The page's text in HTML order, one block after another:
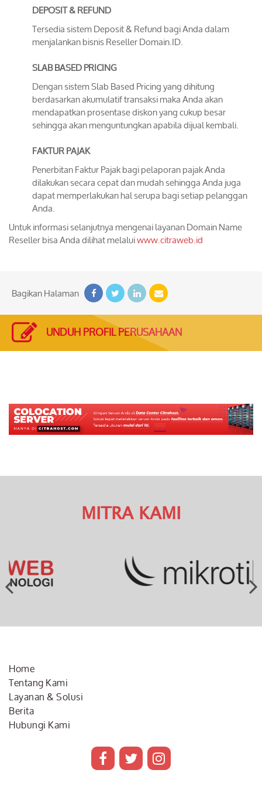
DEPOSIT & REFUND
Tersedia sistem Deposit & Refund bagi Anda dalam
menjalankan bisnis Reseller Domain.ID.
SLAB BASED PRICING
Dengan sistem Slab Based Pricing yang dihitung
berdasarkan akumulatif transaksi maka Anda akan
mendapatkan prosentase diskon yang cukup besar
sehingga akan menguntungkan apabila dijual kembali.
FAKTUR PAJAK
Penerbitan Faktur Pajak bagi pelaporan pajak Anda
dilakukan secara cepat dan mudah sehingga Anda juga
dapat memperlakukan hal serupa bagi setiap pelanggan
Anda.
Untuk informasi selanjutnya mengenai layanan Domain Name
Reseller bisa Anda dilihat melaluiwww.citraweb.id
Bagikan Halaman
UNDUH PROFIL PERUSAHAAN
MITRA KAMI
Home
Tentang Kami
Layanan & Solusi
Berita
Hubungi Kami